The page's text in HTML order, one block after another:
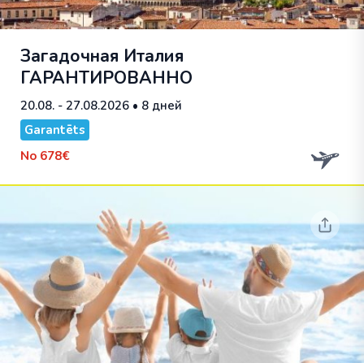
Загадочная Италия
ГАРАНТИРОВАННО
20.08. - 27.08.2026 • 8 дней
Garantēts
No 678€